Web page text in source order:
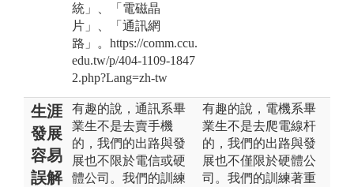
統」、「電磁晶
片」、「通訊網
路」。https://comm.ccu.
edu.tw/p/404-1109-1847
2.php?Lang=zh-tw
生涯
發展
容易
誤解
有趣的說，通訊系畢
業生不是去賣手機
的，我們的出路與發
展也不限於電信或硬
體公司。我們的訓練
有趣的說，電機系畢
業生不是去爬電線杆
的，我們的出路與發
展也不僅限於硬體公
司。我們的訓練著重